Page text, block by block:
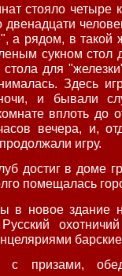
стояло четыре
а рядом, в такой
сукном стол
стола для
Здесь
и бывали
вплоть до
вечера, и,
игру.
достиг в доме
помещалась
в новое здание
с призами,